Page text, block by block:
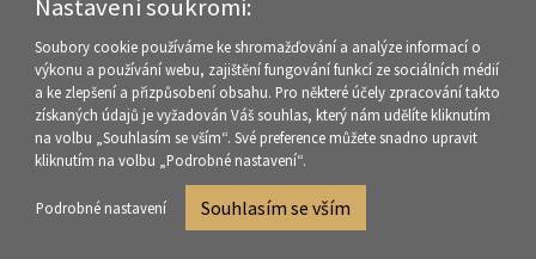
Nastavení soukromí:
Soubory cookie používáme ke shromažďování a analýze informací o
výkonu a používání webu, zajištění fungování funkcí ze sociálních médií
a ke zlepšení a přizpůsobení obsahu. Pro některé účely zpracování takto
získaných údajů je vyžadován Váš souhlas, který nám udělíte kliknutím
na volbu „Souhlasím se vším“. Své preference můžete snadno upravit
kliknutím na volbu „Podrobné nastavení“.
Podrobné nastavení Souhlasím se vším